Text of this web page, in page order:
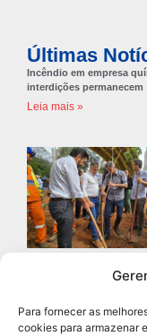
Para fornecer as
cookies para armazenar
Últimas
Incêndio em empresa
interdições permanecem
Leia mais »